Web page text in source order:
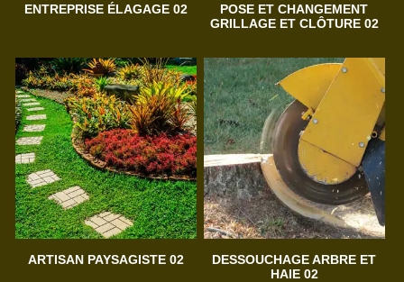
ENTREPRISE ÉLAGAGE 02
POSE ET CHANGEMENT
GRILLAGE ET CLÔTURE 02
ARTISAN PAYSAGISTE 02
DESSOUCHAGE ARBRE ET
HAIE 02